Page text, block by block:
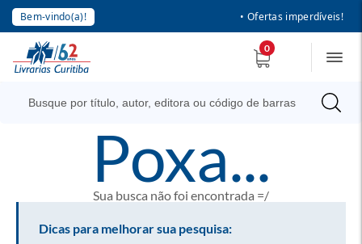
Bem-vindo(a)! • Ofertas imperdíveis!
0
poxa...
Sua busca não foi encontrada =/
Dicas para melhorar sua pesquisa: